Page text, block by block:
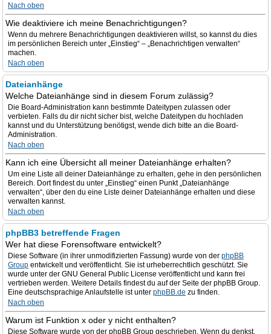
Nach oben
Wie deaktiviere ich meine Benachrichtigungen?
Wenn du mehrere Benachrichtigungen deaktivieren willst, so kannst du dies
im persönlichen Bereich unter „Einstieg“ – „Benachrichtigen verwalten“
machen.
Nach oben
Dateianhänge
Welche Dateianhänge sind in diesem Forum zulässig?
Die Board-Administration kann bestimmte Dateitypen zulassen oder
verbieten. Falls du dir nicht sicher bist, welche Dateitypen du hochladen
kannst und du Unterstützung benötigst, wende dich bitte an die Board-
Administration.
Nach oben
Kann ich eine Übersicht all meiner Dateianhänge erhalten?
Um eine Liste all deiner Dateianhänge zu erhalten, gehe in den persönlichen
Bereich. Dort findest du unter „Einstieg“ einen Punkt „Dateianhänge
verwalten“, über den du eine Liste deiner Dateianhänge erhalten und diese
verwalten kannst.
Nach oben
phpBB3 betreffende Fragen
Wer hat diese Forensoftware entwickelt?
Diese Software (in ihrer unmodifizierten Fassung) wurde von der phpBB
Group entwickelt und veröffentlicht. Sie ist urheberrechtlich geschützt. Sie
wurde unter der GNU General Public License veröffentlicht und kann frei
vertrieben werden. Weitere Details findest du auf der Seite der phpBB Group.
Eine deutschsprachige Anlaufstelle ist unter phpBB.de zu finden.
Nach oben
Warum ist Funktion x oder y nicht enthalten?
Diese Software wurde von der phpBB Group geschrieben. Wenn du denkst,